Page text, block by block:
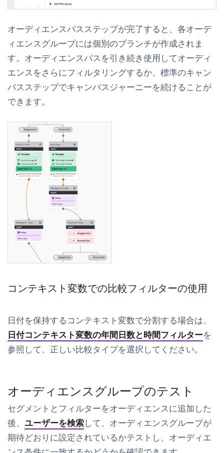
オーディエンスパスステップが完了すると、各オーデ
ィエンスグループには個別のブランチが作成されま
す。オーディエンスパスを引き続き使用してオーディ
エンスをさらにフィルタリングするか、標準のキャン
バスステップでキャンバスジャーニーを続けることが
できます。
コンテキスト変数での比較フィルターの使用
日付を保持するコンテキスト変数で分割する場合は、
日付コンテキスト変数の年間日数と時間フィルターを
参照して、正しい比較タイプを選択してください。
オーディエンスグループのテスト
セグメントとフィルターをオーディエンスに追加した
後、 ユーザーを検索して、オーディエンスグループが
期待どおりに設定されているかテストし、オーディエ